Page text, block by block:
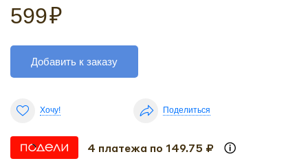
599₽
Добавить к заказу
Хочу! Поделиться
4 платежа по 149.75 ₽